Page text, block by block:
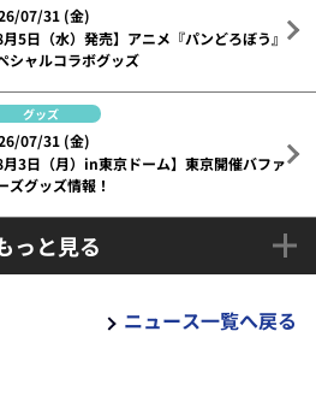
07/31 (金)
8月5日（水）発売】アニメ『パンどろぼう』
シャルコラボグッズ
グッズ
07/31 (金)
8月3日（月）in東京ドーム】東京開催バファ
ズグッズ情報！
っと見る
ニュース一覧へ戻る